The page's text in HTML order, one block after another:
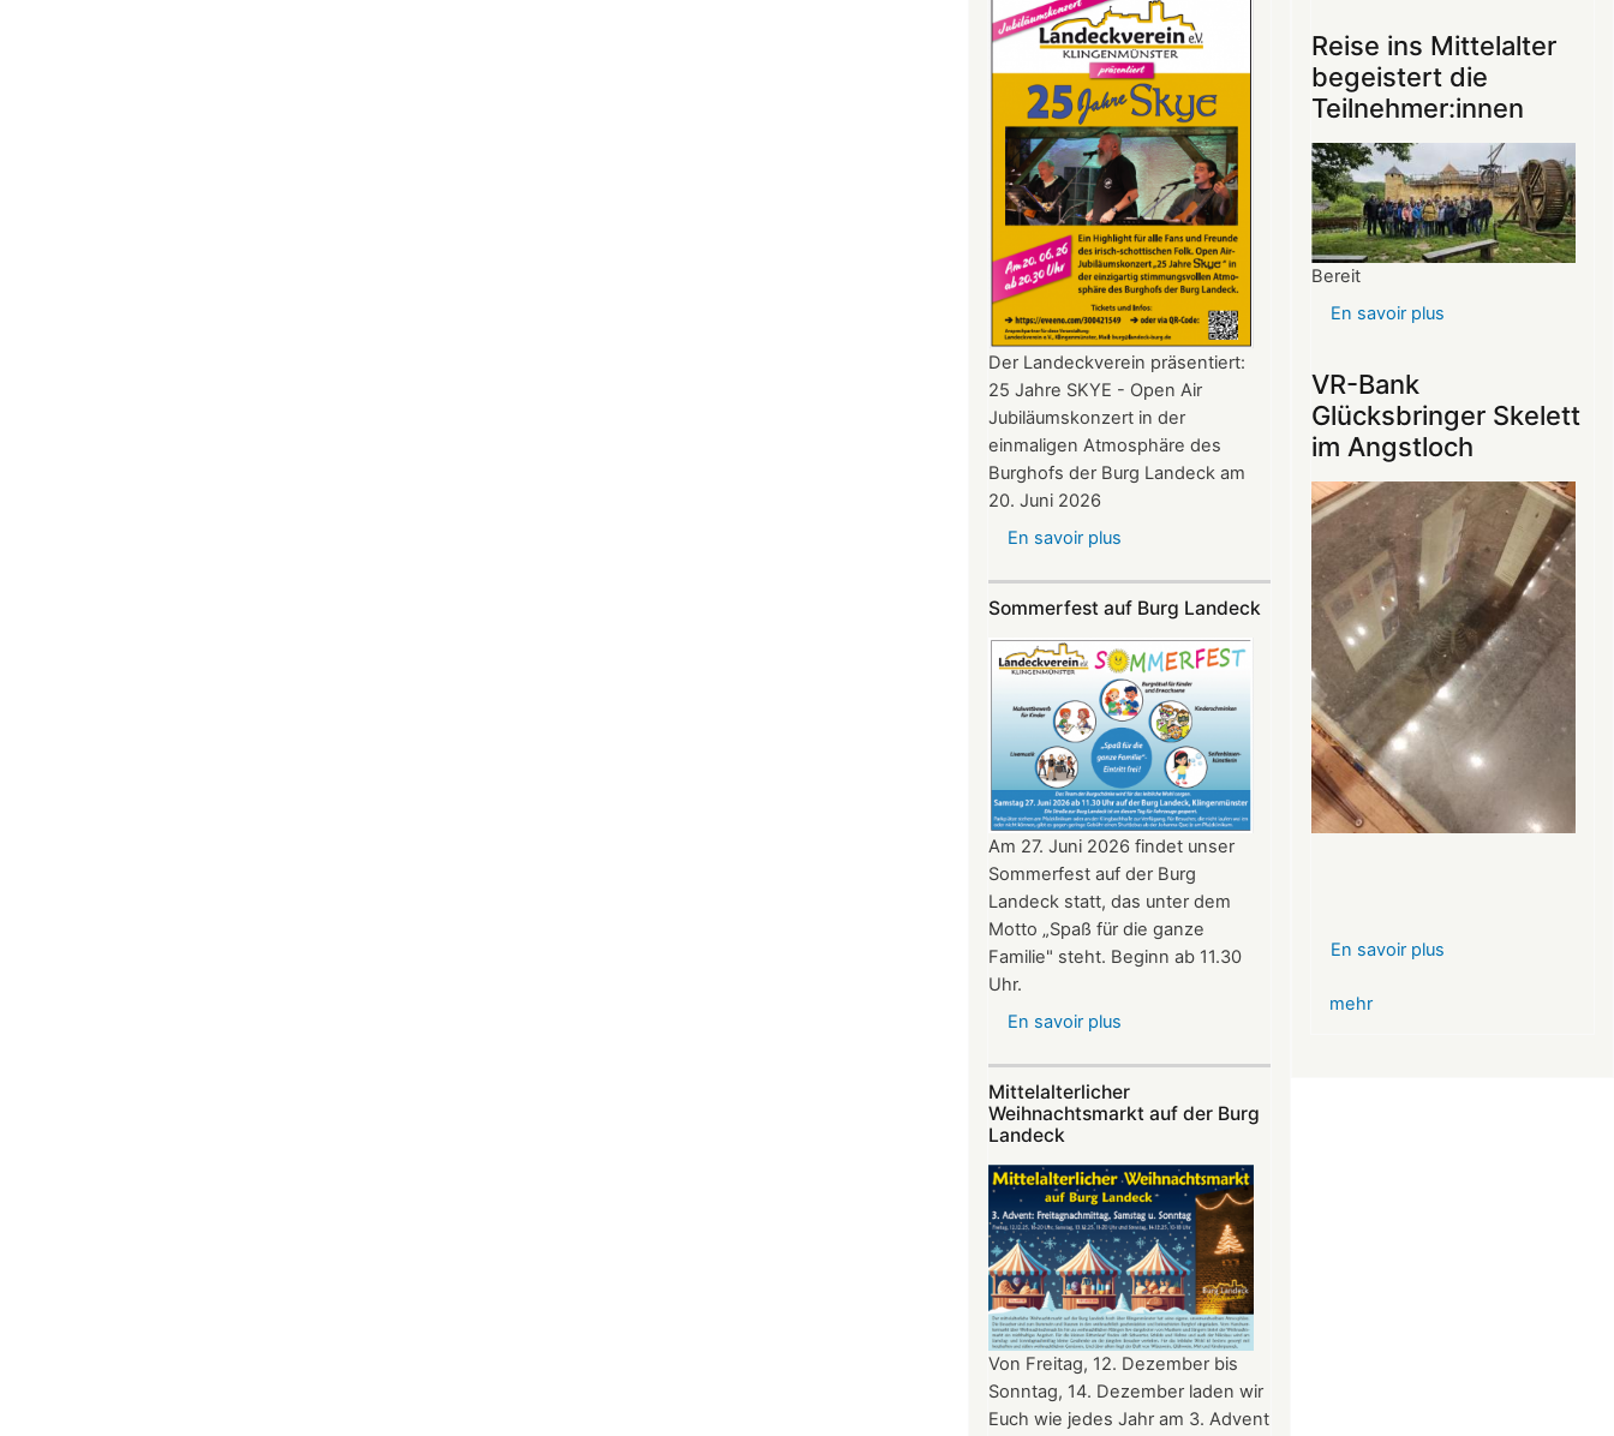
Landeck
Der Landeckverein präsentiert:
25 Jahre SKYE - Open Air
Jubiläumskonzert in der
einmaligen Atmosphäre des
Burghofs der Burg Landeck am
20. Juni 2026
En savoir plus
auf
Burg
Landeck
am
20.
Juni
2026
ab
20:30
Uhr​​​​​​​​​​​​​​
Sommerfest auf Burg Landeck
Am 27. Juni 2026 findet unser
Sommerfest auf der Burg
Landeck statt, das unter dem
Motto „Spaß für die ganze
Familie" steht. Beginn ab 11.30
Uhr.
En savoir plus
Burg
Mittelalterlicher
Weihnachtsmarkt auf der Burg
Landeck
Von Freitag, 12. Dezember bis
Sonntag, 14. Dezember laden wir
Euch wie jedes Jahr am 3. Advent
der
vom
26.03.2025
Reise ins Mittelalter
begeistert die
Teilnehmer:innen
Bereit
En savoir plus
begeistert
die
Teilnehmer:innen
VR-Bank
Glücksbringer Skelett
im Angstloch
En savoir plus
mehr